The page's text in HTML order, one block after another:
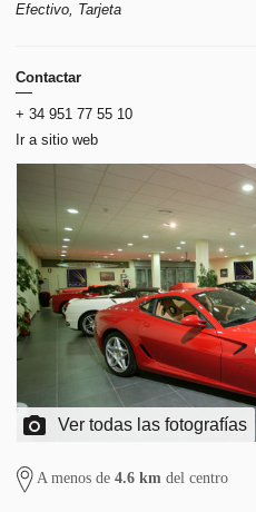
Efectivo, Tarjeta
Contactar
+ 34 951 77 55 10
Ir a sitio web
Ver todas las fotografías
A menos de4.6 km del centro